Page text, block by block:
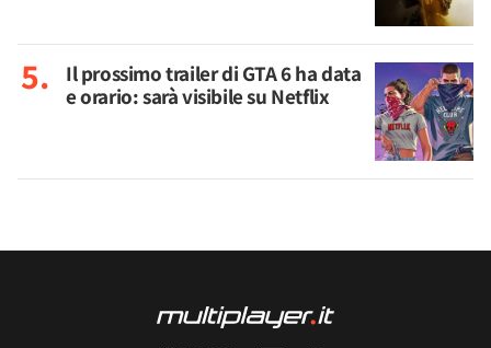
Il prossimo trailer di GTA 6 ha data
e orario: sarà visibile su Netflix